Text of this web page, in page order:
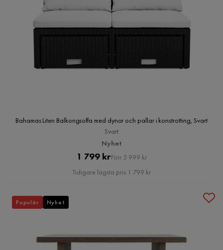
Bahamas Liten Balkongsoffa med dynor och pallar i konstrotting, Svart
Svart
Nyhet
Pris
1 799 krOriginal
Pris
Förr 5 999 kr
Tidigare lägsta pris 1 799 kr
Populär Nyhet